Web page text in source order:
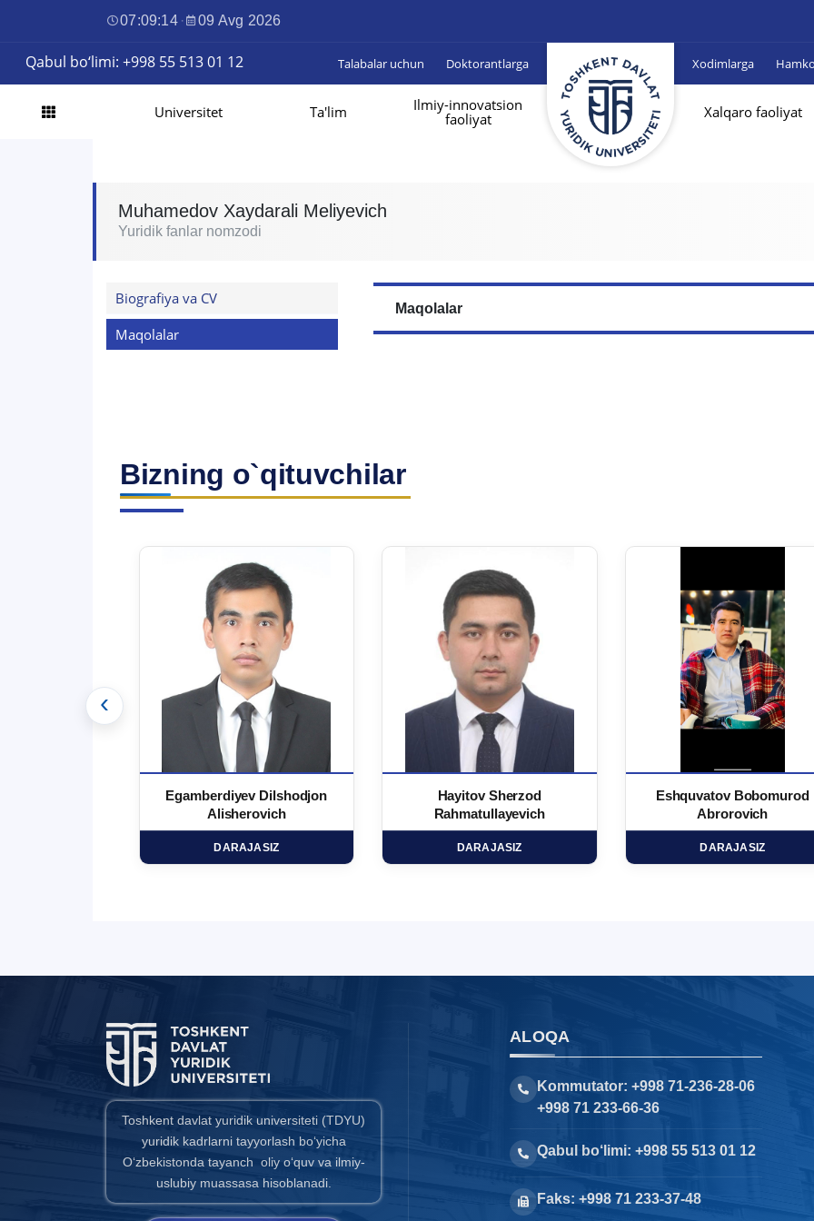
07:09:15 · 09 Avg 2026
Qabul bo‘limi: +998 55 513 01 12 Talabalar uchun Doktorantlarga Xodimlarga
Universitet Ta'lim
Ilmiy-innovatsion
faoliyat
Xalqaro faoliyat
Muhamedov Xaydarali Meliyevich
Yuridik fanlar nomzodi
Biografiya va CV
Maqolalar
Maqolalar
Bizning o`qituvchilar
Egamberdiyev Dilshodjon
Alisherovich
DARAJASIZ
Hayitov Sherzod
Rahmatullayevich
DARAJASIZ
Eshquvatov Bobomurod
Abrorovich
DARAJASIZ
‹
Toshkent davlat yuridik universiteti (TDYU)
yuridik kadrlarni tayyorlash bo‘yicha
O‘zbekistonda tayanch oliy o‘quv va ilmiy-
uslubiy muassasa hisoblanadi.
ALOQA
Kommutator: +998 71-236-28-06
+998 71 233-66-36
Qabul bo‘limi: +998 55 513 01 12
Faks: +998 71 233-37-48